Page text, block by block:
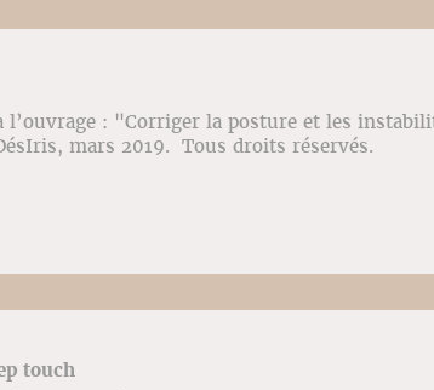
l’ouvrage : "Corriger la posture et les
mars 2019. Tous droits réservés.
touch